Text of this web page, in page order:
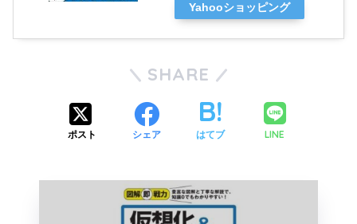
Yahooショッピング
SHARE
ポスト シェア はてブ LINE